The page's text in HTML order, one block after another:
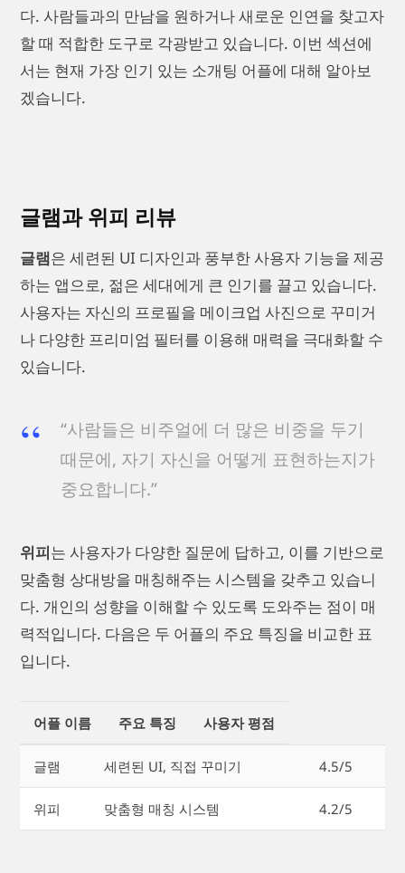
다. 사람들과의 만남을 원하거나 새로운 인연을 찾고자
할 때 적합한 도구로 각광받고 있습니다. 이번 섹션에
서는 현재 가장 인기 있는 소개팅 어플에 대해 알아보
겠습니다.
글램과 위피 리뷰
글램은 세련된 UI 디자인과 풍부한 사용자 기능을 제공
하는 앱으로, 젊은 세대에게 큰 인기를 끌고 있습니다.
사용자는 자신의 프로필을 메이크업 사진으로 꾸미거
나 다양한 프리미엄 필터를 이용해 매력을 극대화할 수
있습니다.
“사람들은 비주얼에 더 많은 비중을 두기
때문에, 자기 자신을 어떻게 표현하는지가
중요합니다.”
위피는 사용자가 다양한 질문에 답하고, 이를 기반으로
맞춤형 상대방을 매칭해주는 시스템을 갖추고 있습니
다. 개인의 성향을 이해할 수 있도록 도와주는 점이 매
력적입니다. 다음은 두 어플의 주요 특징을 비교한 표
입니다.
어플 이름 주요 특징 사용자 평점
글램 세련된 UI, 직접 꾸미기 4.5/5
위피 맞춤형 매칭 시스템 4.2/5